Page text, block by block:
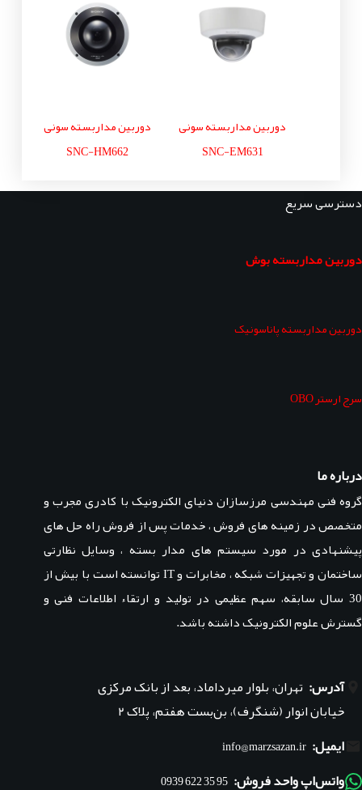
دوربین مداربسته سونی
SNC-EM631
دوربین مداربسته سونی
SNC-HM662
دسترسی سریع
دوربین مداربسته بوش
دوربین مداربسته پاناسونیک
سرج ارستر OBO
درباره ما
گروه فنی مهندسی مرزسازان دنیای الکترونیک با کادری مجرب و
متخصص در زمینه های فروش ، خدمات پس از فروش راه حل های
پیشنهادی در مورد سیستم های مدار بسته ، وسایل نظارتی
ساختمان و تجهیزات شبکه ، مخابرات و IT توانسته است با بیش از
30 سال سابقه، سهم عظیمی در تولید و ارتقاء اطلاعات فنی و
گسترش علوم الکترونیک داشته باشد.
آدرس: تهران، بلوار میرداماد، بعد از بانک مرکزی
خیابان انوار (شنگرف)، بن‌بست هفتم، پلاک ۲
ایمیل: info@marzsazan.ir
واتس‌اپ واحد فروش: 95 35 622 0939